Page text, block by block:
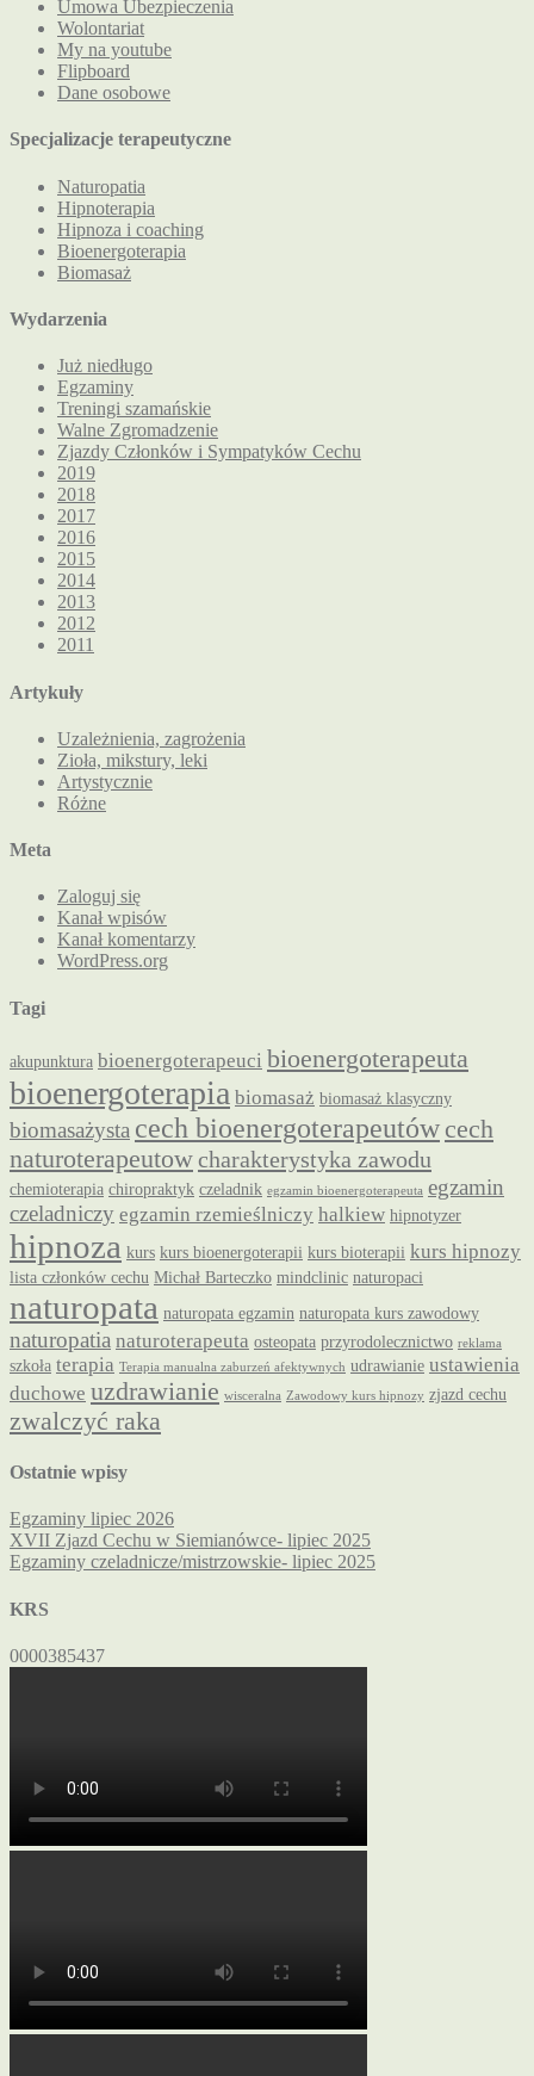
Umowa Ubezpieczenia
Wolontariat
My na youtube
Flipboard
Dane osobowe
Specjalizacje terapeutyczne
Naturopatia
Hipnoterapia
Hipnoza i coaching
Bioenergoterapia
Biomasaż
Wydarzenia
Już niedługo
Egzaminy
Treningi szamańskie
Walne Zgromadzenie
Zjazdy Członków i Sympatyków Cechu
2019
2018
2017
2016
2015
2014
2013
2012
2011
Artykuły
Uzależnienia, zagrożenia
Zioła, mikstury, leki
Artystycznie
Różne
Meta
Zaloguj się
Kanał wpisów
Kanał komentarzy
WordPress.org
Tagi
akupunktura bioenergoterapeuci bioenergoterapeuta
bioenergoterapia biomasaż biomasaż klasyczny
biomasażysta cech bioenergoterapeutów cech
naturoterapeutowcharakterystyka zawodu
chemioterapia chiropraktyk czeladnik egzamin bioenergoterapeuta egzamin
czeladniczy egzamin rzemieślniczy halkiew hipnotyzer
hipnoza kurs kurs bioenergoterapii kurs bioterapii kurs hipnozy
lista członków cechu Michał Barteczko mindclinic naturopaci
naturopata naturopata egzamin naturopata kurs zawodowy
naturopatia naturoterapeuta osteopata przyrodolecznictwo reklama
szkoła terapia Terapia manualna zaburzeń afektywnych udrawianie ustawienia
duchowe uzdrawianie wisceralna Zawodowy kurs hipnozy zjazd cechu
zwalczyć raka
Ostatnie wpisy
Egzaminy lipiec 2026
XVII Zjazd Cechu w Siemianówce- lipiec 2025
Egzaminy czeladnicze/mistrzowskie- lipiec 2025
KRS
0000385437